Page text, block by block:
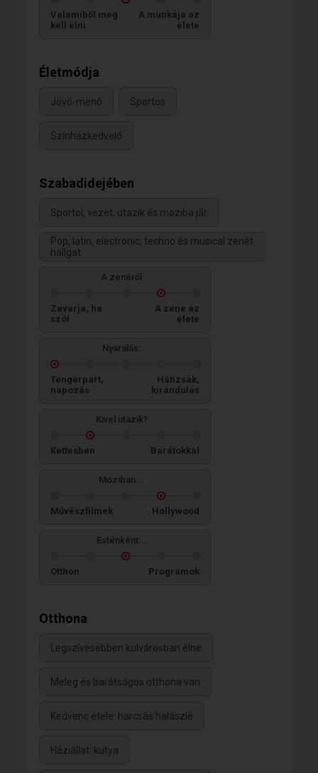
Valamiből meg
kell élni
A munkája az
élete
Életmódja
Jövő-menő Sportos
Színházkedvelő
Szabadidejében
Sportol, vezet, utazik és moziba jár
Pop, latin, electronic, techno és musical zenét
hallgat
A zenéről
Zavarja, ha
szól
A zene az
élete
Nyaralás:
Tengerpart,
napozás
Hátizsák,
kirándulás
Kivel utazik?
Kettesben Barátokkal
Moziban...
Művészfilmek Hollywood
Esténként...
Otthon Programok
Otthona
Legszívesebben külvárosban élne
Meleg és barátságos otthona van
Kedvenc étele: harcsás halászlé
Háziállat: kutya